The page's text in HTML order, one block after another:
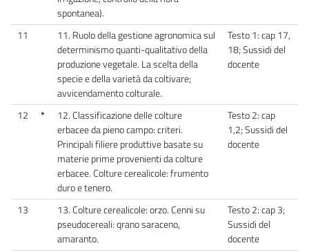
spontanea).
11
11. Ruolo della gestione agronomica sul
determinismo quanti-qualitativo della
produzione vegetale. La scelta della
specie e della varietà da coltivare;
avvicendamento colturale.
Testo 1: cap 17,
18; Sussidi del
docente
12 *
12. Classificazione delle colture
erbacee da pieno campo: criteri.
Principali filiere produttive basate su
materie prime provenienti da colture
erbacee. Colture cerealicole: frumento
duro e tenero.
Testo 2: cap
1,2; Sussidi del
docente
13
13. Colture cerealicole: orzo. Cenni su
pseudocereali: qrano saraceno,
amaranto.
Testo 2: cap 3;
Sussidi del
docente